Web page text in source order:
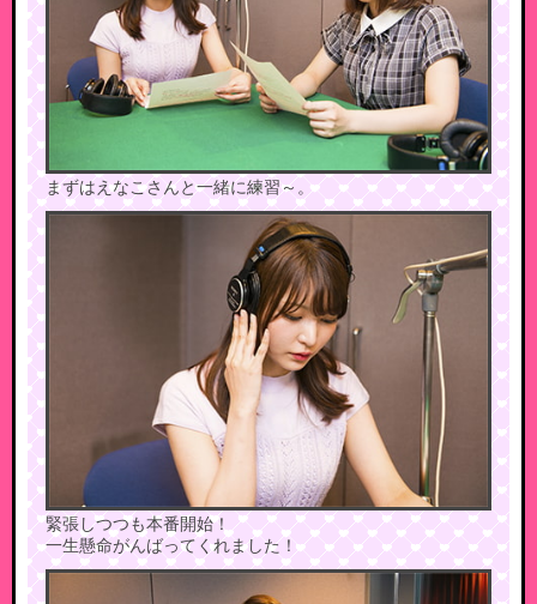
まずはえなこさんと一緒に練習～。​
緊張しつつも本番開始！
一生懸命がんばってくれました！